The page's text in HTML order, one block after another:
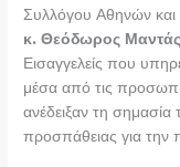
Συλλόγου Αθηνών
κ. Θεόδωρος Μαντάς
Εισαγγελείς που
μέσα από τις
ανέδειξαν τη
προσπάθειας για την